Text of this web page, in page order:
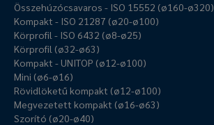
Összehúzócsavaros - ISO 15552 (ø160-ø320)
Kompakt - ISO 21287 (ø20-ø100)
Körprofil - ISO 6432 (ø8-ø25)
Körprofil (ø32-ø63)
Kompakt - UNITOP (ø12-ø100)
Mini (ø6-ø16)
Rövidlöketű kompakt (ø12-ø100)
Megvezetett kompakt (ø16-ø63)
Szorító (ø20-ø40)